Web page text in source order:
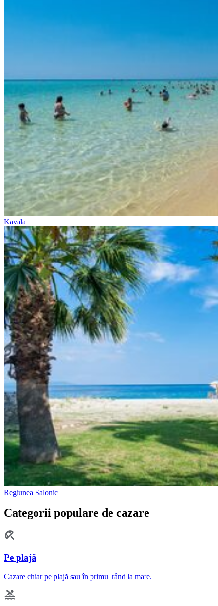
Kavala
Regiunea Salonic
Categorii populare de cazare
Pe plajă
Cazare chiar pe plajă sau în primul rând la mare.